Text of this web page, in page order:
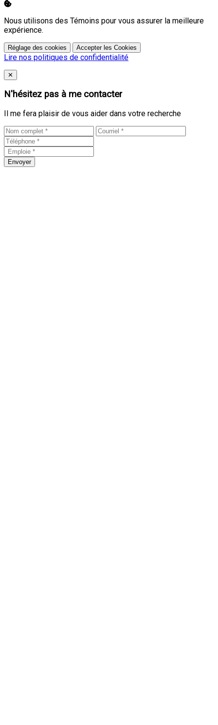
Nous utilisons des Témoins pour vous assurer la meilleure
expérience.
Réglage des cookies Accepter les Cookies
Lire nos politiques de confidentialité
Close
✕
N'hésitez pas à me contacter
Il me fera plaisir de vous aider dans votre recherche
Envoyer